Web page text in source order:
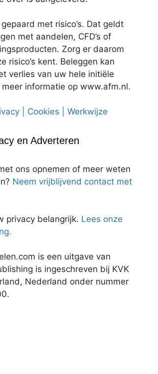
met risico’s. Dat geldt
met aandelen, CFD’s of
Zorg er daarom
risico’s kent. Beleggen kan
verlies van uw hele initiële
informatie op www.afm.nl.
| Cookies | Werkwijze
en Adverteren
ons opnemen of meer weten
Neem vrijblijvend contact met
privacy belangrijk. Lees onze
is een uitgave van
is ingeschreven bij KVK
Nederland onder nummer